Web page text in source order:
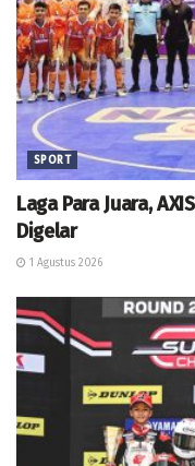
SPORT
Laga Para Juara,
Digelar
1 Agustus 2026